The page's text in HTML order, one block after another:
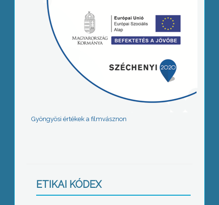
Gyöngyösi értékek a filmvásznon
ETIKAI KÓDEX